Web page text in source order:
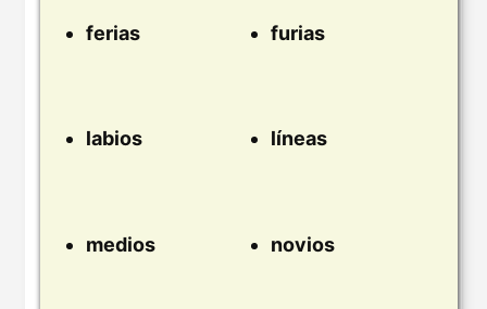
ferias furias
labios líneas
medios novios